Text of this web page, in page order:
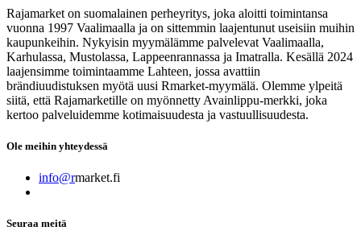
Rajamarket on suomalainen perheyritys, joka aloitti toimintansa
vuonna 1997 Vaalimaalla ja on sittemmin laajentunut useisiin muihin
kaupunkeihin. Nykyisin myymälämme palvelevat Vaalimaalla,
Karhulassa, Mustolassa, Lappeenrannassa ja Imatralla. Kesällä 2024
laajensimme toimintaamme Lahteen, jossa avattiin
brändiuudistuksen myötä uusi Rmarket-myymälä. Olemme ylpeitä
siitä, että Rajamarketille on myönnetty Avainlippu-merkki, joka
kertoo palveluidemme kotimaisuudesta ja vastuullisuudesta.
Ole meihin yhteydessä
info@rmarket.fi
Seuraa meitä